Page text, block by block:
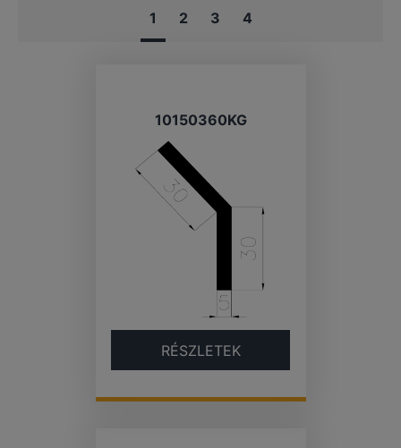
1 2 3 4
10150360KG
RÉSZLETEK